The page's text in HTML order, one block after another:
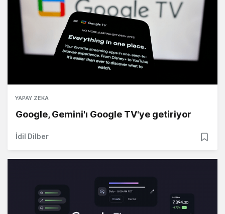
YAPAY ZEKA
Google, Gemini'ı Google TV'ye getiriyor
İdil Dilber